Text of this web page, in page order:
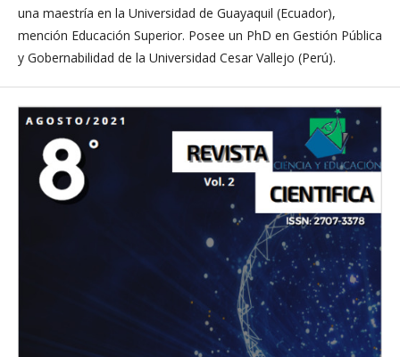
una maestría en la Universidad de Guayaquil (Ecuador),
mención Educación Superior. Posee un PhD en Gestión Pública
y Gobernabilidad de la Universidad Cesar Vallejo (Perú).